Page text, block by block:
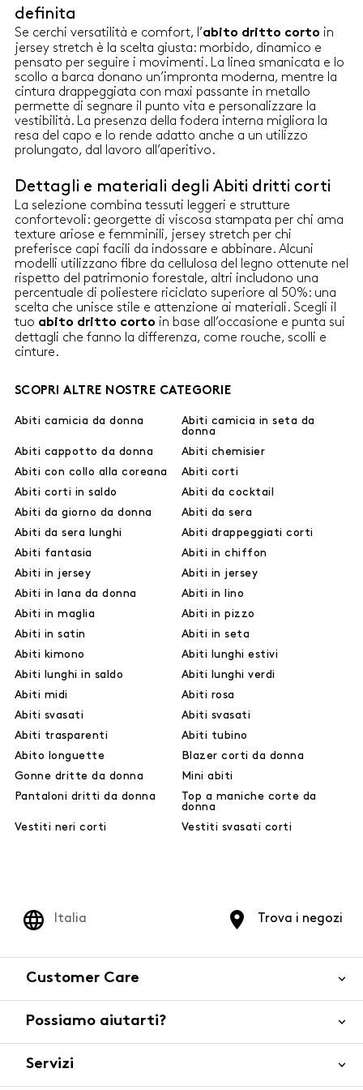
rispetto del patrimonio
forestale Abito in georgette di
viscosa stampata con fodera
interna Fit dritto Scollo
stondato con apertura a V
Motivo di rouche davanti e
dietro Inserto elastico ai polsi
definita
Se cerchi versatilità e comfort, l’abito dritto corto in
jersey stretch è la scelta giusta: morbido, dinamico e
pensato per seguire i movimenti. La linea smanicata e lo
scollo a barca donano un’impronta moderna, mentre la
cintura drappeggiata con maxi passante in metallo
permette di segnare il punto vita e personalizzare la
vestibilità. La presenza della fodera interna migliora la
resa del capo e lo rende adatto anche a un utilizzo
prolungato, dal lavoro all’aperitivo.
Dettagli e materiali degli Abiti dritti corti
La selezione combina tessuti leggeri e strutture
confortevoli: georgette di viscosa stampata per chi ama
texture ariose e femminili, jersey stretch per chi
preferisce capi facili da indossare e abbinare. Alcuni
modelli utilizzano fibre da cellulosa del legno ottenute nel
rispetto del patrimonio forestale, altri includono una
percentuale di poliestere riciclato superiore al 50%: una
scelta che unisce stile e attenzione ai materiali. Scegli il
tuo abito dritto corto in base all’occasione e punta sui
dettagli che fanno la differenza, come rouche, scolli e
cinture.
SCOPRI ALTRE NOSTRE CATEGORIE
Abiti camicia da donna
Abiti camicia in seta da
donna
Abiti cappotto da donna
Abiti chemisier
Abiti con collo alla coreana
Abiti corti
Abiti corti in saldo
Abiti da cocktail
Abiti da giorno da donna
Abiti da sera
Abiti da sera lunghi
Abiti drappeggiati corti
Abiti fantasia
Abiti in chiffon
Abiti in jersey
Abiti in jersey
Abiti in lana da donna
Abiti in lino
Abiti in maglia
Abiti in pizzo
Abiti in satin
Abiti in seta
Abiti kimono
Abiti lunghi estivi
Abiti lunghi in saldo
Abiti lunghi verdi
Abiti midi
Abiti rosa
Abiti svasati
Abiti svasati
Abiti trasparenti
Abiti tubino
Abito longuette
Blazer corti da donna
Gonne dritte da donna
Mini abiti
Pantaloni dritti da donna
Top a maniche corte da
donna
Vestiti neri corti
Vestiti svasati corti
Trova i negozi
Italia
Customer Care
Contattaci
Sicurezza del prodotto
Possiamo aiutarti?
Servizi